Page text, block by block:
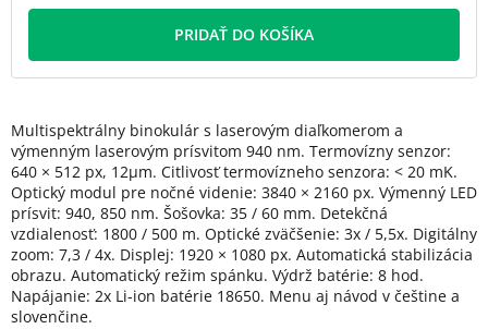
Jednotková
PRIDAŤ DO KOŠÍKA
Multispektrálny binokulár s laserovým diaľkomerom a
výmenným laserovým prísvitom 940 nm. Termovízny senzor:
640 × 512 px, 12μm. Citlivosť termovízneho senzora: < 20 mK.
Optický modul pre nočné videnie: 3840 × 2160 px. Výmenný LED
prísvit: 940, 850 nm. Šošovka: 35 / 60 mm. Detekčná
vzdialenosť: 1800 / 500 m. Optické zväčšenie: 3x / 5,5x. Digitálny
zoom: 7,3 / 4x. Displej: 1920 × 1080 px. Automatická stabilizácia
obrazu. Automatický režim spánku. Výdrž batérie: 8 hod.
Napájanie: 2x Li-ion batérie 18650. Menu aj návod v češtine a
slovenčine.